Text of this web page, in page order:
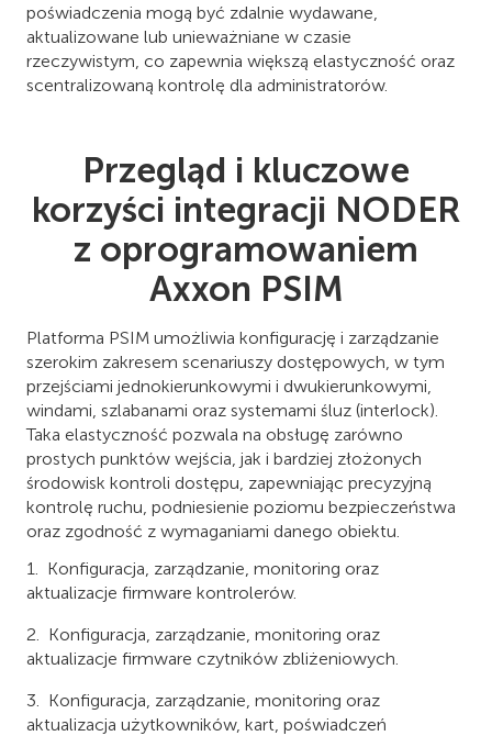
poświadczenia mogą być zdalnie wydawane,
aktualizowane lub unieważniane w czasie
rzeczywistym, co zapewnia większą elastyczność oraz
scentralizowaną kontrolę dla administratorów.
Przegląd i kluczowe
korzyści integracji NODER
z oprogramowaniem
Axxon PSIM
Platforma PSIM umożliwia konfigurację i zarządzanie
szerokim zakresem scenariuszy dostępowych, w tym
przejściami jednokierunkowymi i dwukierunkowymi,
windami, szlabanami oraz systemami śluz (interlock).
Taka elastyczność pozwala na obsługę zarówno
prostych punktów wejścia, jak i bardziej złożonych
środowisk kontroli dostępu, zapewniając precyzyjną
kontrolę ruchu, podniesienie poziomu bezpieczeństwa
oraz zgodność z wymaganiami danego obiektu.
Konfiguracja, zarządzanie, monitoring oraz
aktualizacje firmware kontrolerów.
Konfiguracja, zarządzanie, monitoring oraz
aktualizacje firmware czytników zbliżeniowych.
Konfiguracja, zarządzanie, monitoring oraz
aktualizacja użytkowników, kart, poświadczeń